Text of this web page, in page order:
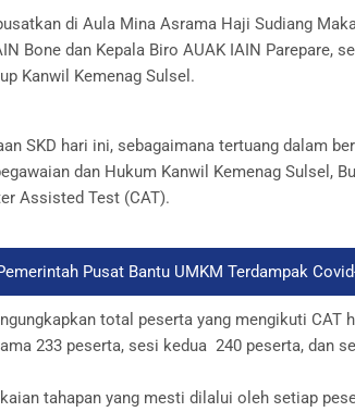
di Aula Mina Asrama Haji Sudiang
Bone dan Kepala Biro AUAK IAIN Parepare,
Kanwil Kemenag Sulsel.
SKD hari ini, sebagaimana tertuang dalam
dan Hukum Kanwil Kemenag Sulsel,
Assisted Test (CAT).
Pusat Bantu UMKM Terdampak
total peserta yang mengikuti CAT
233 peserta, sesi kedua 240 peserta, dan
tahapan yang mesti dilalui oleh setiap